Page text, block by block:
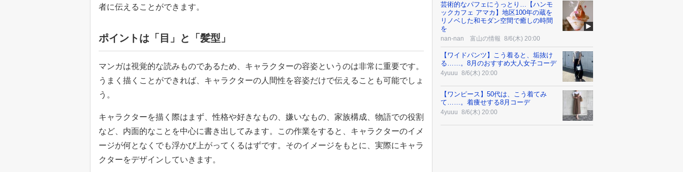
者に伝えることができます。
ポイントは「目」と「髪型」
マンガは視覚的な読みものであるため、キャラクターの容姿というのは非常に重要です。
うまく描くことができれば、キャラクターの人間性を容姿だけで伝えることも可能でしょ
う。
キャラクターを描く際はまず、性格や好きなもの、嫌いなもの、家族構成、物語での役割
など、内面的なことを中心に書き出してみます。この作業をすると、キャラクターのイメ
ージが何となくでも浮かび上がってくるはずです。そのイメージをもとに、実際にキャラ
クターをデザインしていきます。
芸術的なパフェにうっとり…【ハンモ
ックカフェ アマカ】地区100年の蔵を
リノベした和モダン空間で癒しの時間
を
nan-nan 富山の情報 8/6(木) 20:00
【ワイドパンツ】こう着ると、垢抜け
る……。8月のおすすめ大人女子コーデ
4yuuu 8/6(木) 20:00
【ワンピース】50代は、こう着てみ
て……。着痩せする8月コーデ
4yuuu 8/6(木) 20:00